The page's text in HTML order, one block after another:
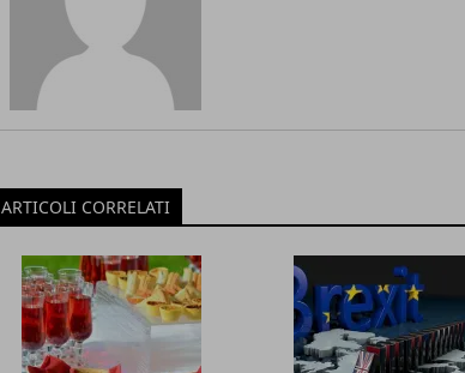
ARTICOLI CORRELATI